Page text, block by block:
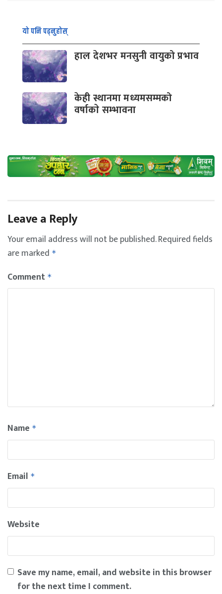
यो पनि पढ्नुहोस्
हाल देशभर मनसुनी वायुको प्रभाव
केही स्थानमा मध्यमसम्मको
वर्षाकाे सम्भावना
Leave a Reply
Your email address will not be published.Required fields
are marked *
Comment *
Name *
Email *
Website
Save my name, email, and website in this browser
for the next time I comment.